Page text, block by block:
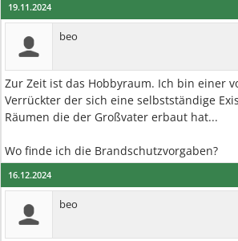
19.11.2024
beo
Zur Zeit ist das Hobbyraum. Ich bin einer
Verrückter der sich eine selbstständige
Räumen die der Großvater erbaut hat...
Wo finde ich die Brandschutzvorgaben?
16.12.2024
beo